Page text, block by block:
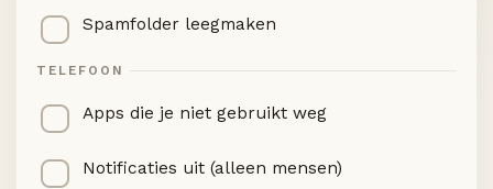
Spamfolder leegmaken
TELEFOON
Apps die je niet gebruikt weg
Notificaties uit (alleen mensen)